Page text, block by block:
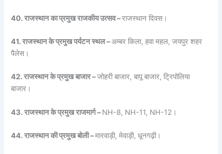
40. राजस्थान का प्रमुख राजकीय उत्सव –राजस्थान दिवस।
41. राजस्थान के प्रमुख पर्यटन स्थल –अम्बर किला, हवा महल, जयपुर शहर
पैलेस।
42. राजस्थान के प्रमुख बाजार –जोहरी बाजार, बापू बाजार, ट्रिपोलिया
बाजार।
43. राजस्थान के प्रमुख राजमार्ग –NH-8, NH-11, NH-12।
44. राजस्थान की प्रमुख बोली –मारवाड़ी, मेवाड़ी, धूनगढ़ी।